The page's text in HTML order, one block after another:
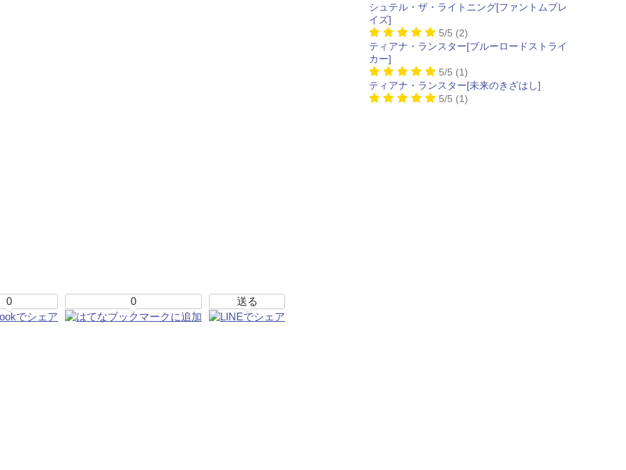
0 0 送る
シュテル・ザ・ライトニング[ファントムブレ
イズ]
5/5 (2)
ティアナ・ランスター[ブルーロードストライ
カー]
5/5 (1)
ティアナ・ランスター[未来のきざはし]
5/5 (1)